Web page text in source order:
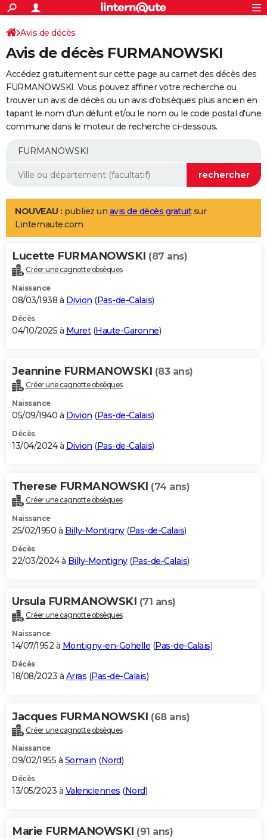
ACTUALITÉS
Politique
Société
Faits Divers
Education
Monde
Villes
+
SPORT
Coupe du monde 2026
Football
Tennis
Cyclisme
Rugby
Forum
Programme TV
TNT
Streaming
Cinéma
Sorties cinéma
Musique
+
FINANCE
Retraite
Epargne
Immobilier
Risques naturels par ville
Assurance
AUTO
Essais
Réserver un essai
Citadines
Berlines
SUV
Forum auto
+
Mobiles
Meilleur smartphone
Internet
Ordinateurs
Jeux vidéo
Guide high-tech
Aménagement intérieur
LIFESTYLE
Art de vivre
Bien-être
Loisirs
Mode
Modes de vie
Alimentation
Guide de la santé
Maladies
Médicaments
Sommeil
VOYAGE
Destinations
City break
Voyage nature
Voyage de noces
Forum
Climat
+PHOTO
GUIDES D'ACHAT
BONS PLANS
Carte de Noël
Carte Bonne année
Carte Saint-Valentin
Carte Pâques
Carte d'anniversaire
DICTIONNAIRE
Dictionnaire
Biographies
Citations
Expressions
Proverbes
PROGRAMME TV
S'inscrire
Se connecter
Lycées
Collèges
Primaires
Universités
Entreprises
Service militaire
Avis de recherche
AVIS DE DÉCÈS
Bricolage
Lifestyle
Culture
Sport
Auto
Television
Voyage
Cinema
Avis de décès
Avis de décès FURMANOWSKI
Accédez gratuitement sur cette page au carnet des décès des
FURMANOWSKI. Vous pouvez affiner votre recherche ou
trouver un avis de décès ou un avis d'obsèques plus ancien en
tapant le nom d'un défunt et/ou le nom ou le code postal d'une
commune dans le moteur de recherche ci-dessous.
NOUVEAU : publiez un avis de décès gratuitsur
Linternaute.com
Lucette FURMANOWSKI (87 ans)
Créer une cagnotte obsèques
Naissance
08/03/1938 à Divion (Pas-de-Calais)
Décès
04/10/2025 à Muret(Haute-Garonne)
Jeannine FURMANOWSKI (83 ans)
Créer une cagnotte obsèques
Naissance
05/09/1940 à Divion (Pas-de-Calais)
Décès
13/04/2024 à Divion (Pas-de-Calais)
Therese FURMANOWSKI (74 ans)
Créer une cagnotte obsèques
Naissance
25/02/1950 à Billy-Montigny(Pas-de-Calais)
Décès
22/03/2024 à Billy-Montigny(Pas-de-Calais)
Ursula FURMANOWSKI (71 ans)
Créer une cagnotte obsèques
Naissance
14/07/1952 à Montigny-en-Gohelle (Pas-de-Calais)
Décès
18/08/2023 à Arras (Pas-de-Calais)
Jacques FURMANOWSKI (68 ans)
Créer une cagnotte obsèques
Naissance
09/02/1955 à Somain (Nord)
Décès
13/05/2023 à Valenciennes (Nord)
Marie FURMANOWSKI (91 ans)